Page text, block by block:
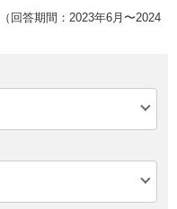
回答期間：2023年6月〜2024